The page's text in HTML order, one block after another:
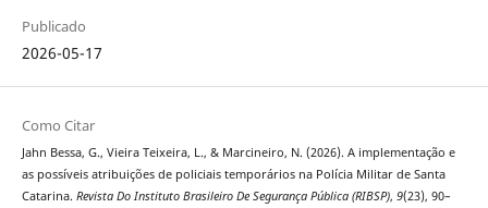
Publicado
2026-05-17
Como Citar
Jahn Bessa, G., Vieira Teixeira, L., & Marcineiro, N. (2026). A implementação e
as possíveis atribuições de policiais temporários na Polícia Militar de Santa
Catarina. Revista Do Instituto Brasileiro De Segurança Pública (RIBSP), 9(23), 90–